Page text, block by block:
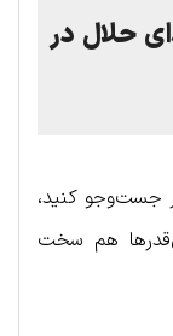
حلال در
جست‌وجو کنید،
هم سخت